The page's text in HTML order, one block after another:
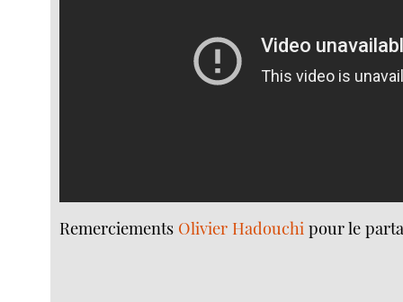
Remerciements Olivier Hadouchi pour le